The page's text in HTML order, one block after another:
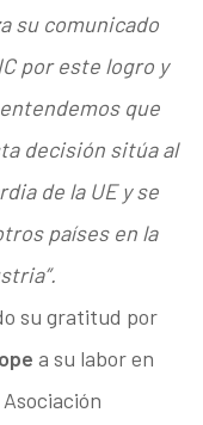
su comunicado
por este logro y
que
decisión sitúa al
de la UE y se
países en la
su gratitud por
a su labor en